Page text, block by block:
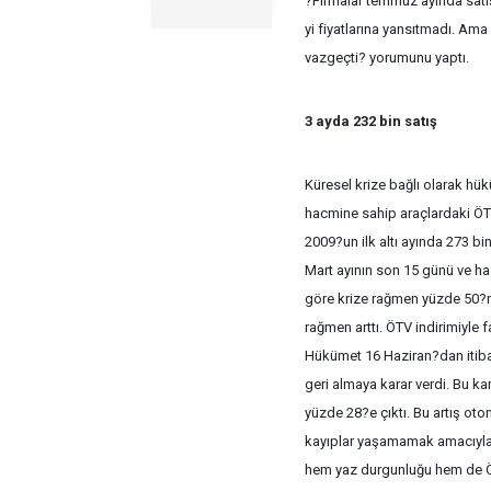
yi fiyatlarına yansıtmadı.
vazgeçti? yorumunu yaptı.
3 ayda 232 bin satış
Küresel krize bağlı olarak
hacmine sahip araçlardaki
2009?un ilk altı ayında 273
Mart ayının son 15 günü ve
göre krize rağmen yüzde
rağmen arttı. ÖTV indirimiyle
Hükümet 16 Haziran?dan
geri almaya karar verdi. Bu
yüzde 28?e çıktı. Bu artış
kayıplar yaşamamak
hem yaz durgunluğu hem de